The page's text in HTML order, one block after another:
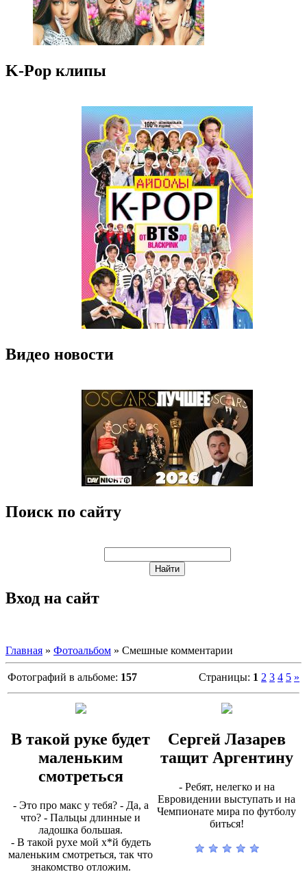
K-Pop клипы
Видео новости
Поиск по сайту
Вход на сайт
Главная » Фотоальбом » Смешные комментарии
Фотографий в альбоме: 157 Страницы: 1 2 3 4 5 »
В такой руке будет
маленьким
смотреться
- Это про макс у тебя? - Да, а
что? - Пальцы длинные и
ладошка большая.
- В такой рухе мой х*й будеть
маленьким смотреться, так что
знакомство отложим.
Сергей Лазарев
тащит Аргентину
- Ребят, нелегко и на
Евровидении выступать и на
Чемпионате мира по футболу
биться!